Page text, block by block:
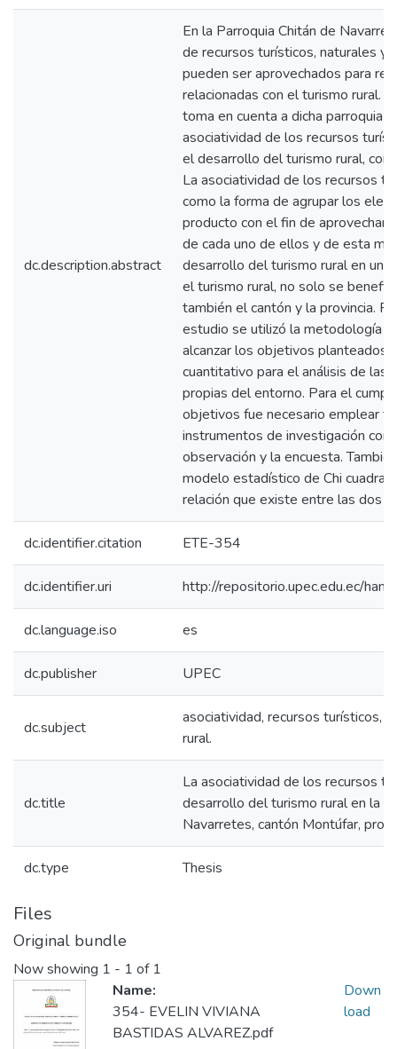
dc.description.abstract
En la Parroquia Chitán de
de recursos turísticos, naturales y
pueden ser aprovechados para
relacionadas con el turismo rural.
toma en cuenta a dicha parroquia
asociatividad de los recursos
el desarrollo del turismo rural,
La asociatividad de los recursos
como la forma de agrupar los
producto con el fin de aprovechar
de cada uno de ellos y de esta
desarrollo del turismo rural en un
el turismo rural, no solo se
también el cantón y la provincia.
estudio se utilizó la metodología
alcanzar los objetivos planteados.
cuantitativo para el análisis de las
propias del entorno. Para el
objetivos fue necesario emplear
instrumentos de investigación
observación y la encuesta.
modelo estadístico de Chi
relación que existe entre las dos
dc.identifier.citation ETE-354
dc.identifier.uri http://repositorio.upec.edu.ec/
dc.language.iso es
dc.publisher UPEC
dc.subject
asociatividad, recursos turísticos,
rural.
dc.title
La asociatividad de los recursos
desarrollo del turismo rural en la
Navarretes, cantón Montúfar,
dc.type Thesis
Files
Original bundle
Now showing 1 - 1 of 1
Name:
354- EVELIN VIVIANA
BASTIDAS ALVAREZ.pdf
Down
load